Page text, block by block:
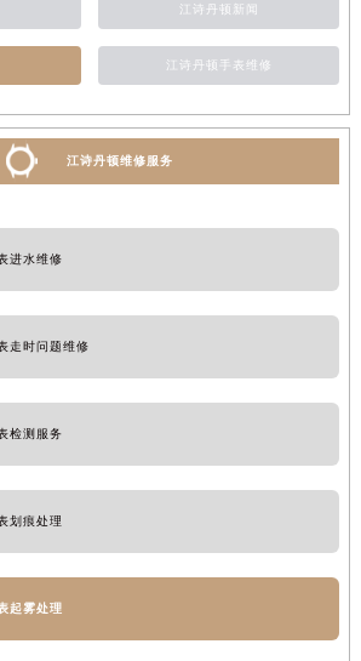
江诗丹顿新闻
江诗丹顿手表维修
江诗丹顿维修服务
进水维修
走时问题维修
检测服务
划痕处理
起雾处理